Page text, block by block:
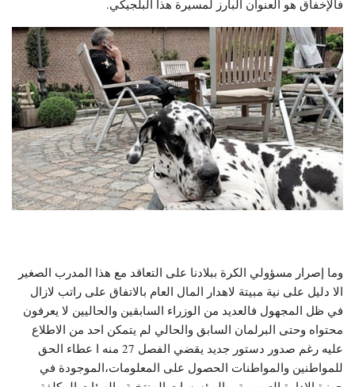
فالإخفاق هو العنوان البارز لمسيرة هذا البلجيكي.
وما إصرار مسؤولي الكرة ببلادنا على التعاقد مع هذا المدرب الصغير
الا دليل على نية مبيتة لاهدار المال العام بالاتفاق على راتب لازال
في ظل المجهول فالعديد من الوزراء السابقين والحاليين لا يعرفون
محتواه وحتى البرلمان السابق والحالي لم يتمكن احد من الاطلاع
عليه رغم صدور دستور جديد يقضي الفصل 27 منه ا عطاء الحق
للمواطنين والمواطنات الحصول على المعلومات،الموجودة في